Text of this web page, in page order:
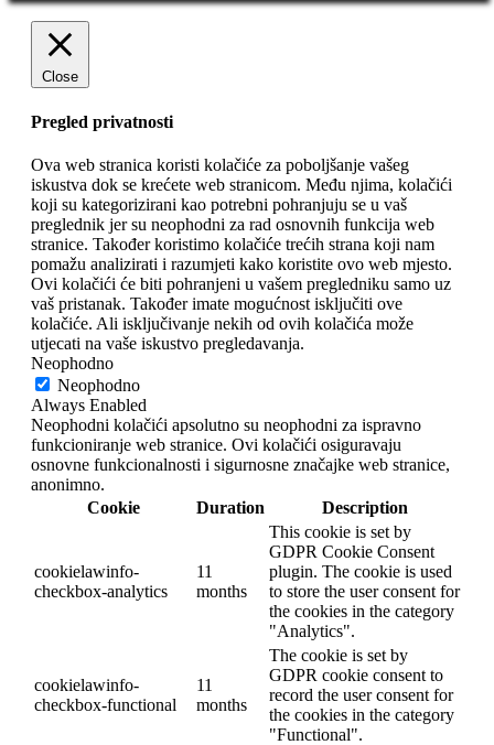
Close
Pregled privatnosti
Ova web stranica koristi kolačiće za poboljšanje vašeg
iskustva dok se krećete web stranicom. Među njima, kolačići
koji su kategorizirani kao potrebni pohranjuju se u vaš
preglednik jer su neophodni za rad osnovnih funkcija web
stranice. Također koristimo kolačiće trećih strana koji nam
pomažu analizirati i razumjeti kako koristite ovo web mjesto.
Ovi kolačići će biti pohranjeni u vašem pregledniku samo uz
vaš pristanak. Također imate mogućnost isključiti ove
kolačiće. Ali isključivanje nekih od ovih kolačića može
utjecati na vaše iskustvo pregledavanja.
Neophodno
Neophodno
Always Enabled
Neophodni kolačići apsolutno su neophodni za ispravno
funkcioniranje web stranice. Ovi kolačići osiguravaju
osnovne funkcionalnosti i sigurnosne značajke web stranice,
anonimno.
Cookie
Duration Description
cookielawinfo-
checkbox-analytics
11
months
This cookie is set by
GDPR Cookie Consent
plugin. The cookie is used
to store the user consent for
the cookies in the category
"Analytics".
cookielawinfo-
checkbox-functional
11
months
The cookie is set by
GDPR cookie consent to
record the user consent for
the cookies in the category
"Functional".